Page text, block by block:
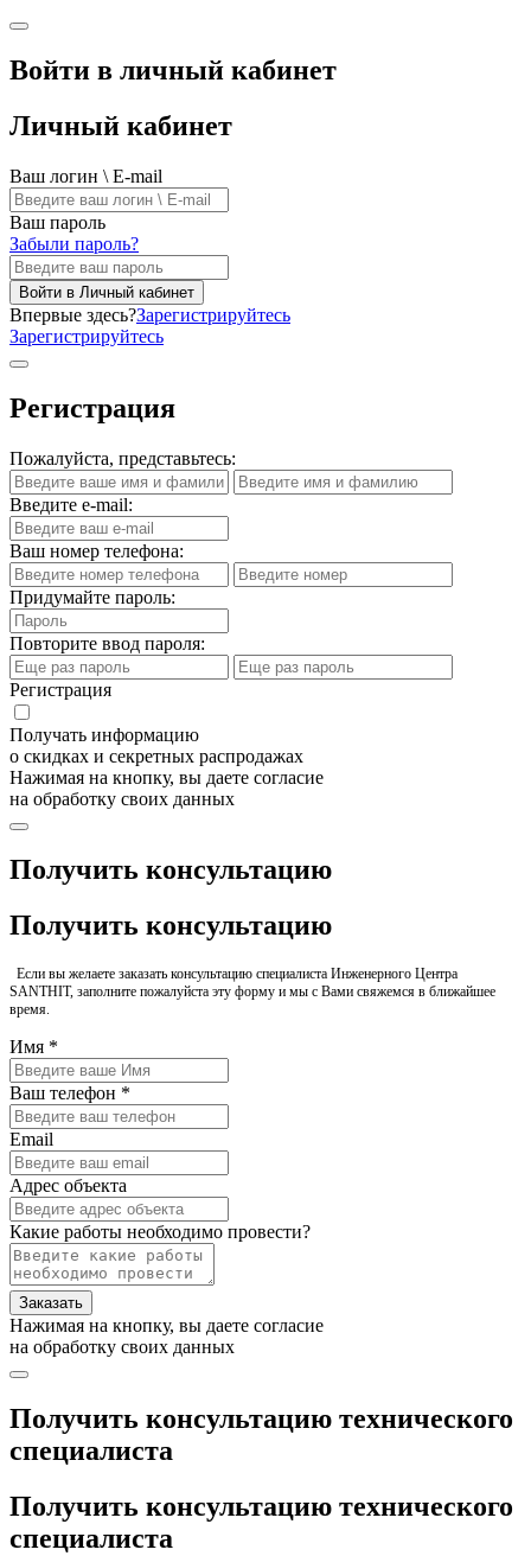
Войти в личный кабинет
Личный кабинет
Ваш логин \ E-mail
Ваш пароль
Забыли пароль?
Войти в Личный кабинет
Впервые здесь?Зарегистрируйтесь
Зарегистрируйтесь
Регистрация
Пожалуйста, представьтесь:
Введите e-mail:
Ваш номер телефона:
Придумайте пароль:
Повторите ввод пароля:
Регистрация
Получать информацию
о скидках и секретных распродажах
Нажимая на кнопку, вы даете согласие
на обработку своих данных
Получить консультацию
Получить консультацию
Если вы желаете заказать консультацию специалиста Инженерного Центра
SANTHIT, заполните пожалуйста эту форму и мы с Вами свяжемся в ближайшее
время.
Имя *
Ваш телефон *
Email
Адрес объекта
Какие работы необходимо провести?
Заказать
Нажимая на кнопку, вы даете согласие
на обработку своих данных
Получить консультацию технического
специалиста
Получить консультацию технического
специалиста